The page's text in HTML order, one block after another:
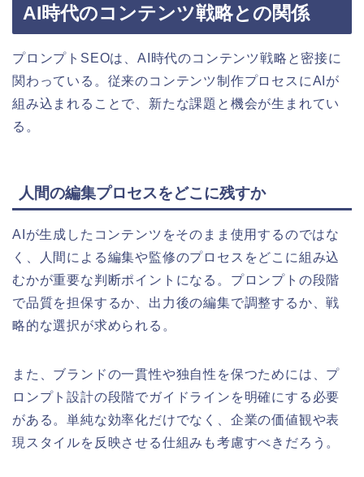
AI時代のコンテンツ戦略との関係
プロンプトSEOは、AI時代のコンテンツ戦略と密接に
関わっている。従来のコンテンツ制作プロセスにAIが
組み込まれることで、新たな課題と機会が生まれてい
る。
人間の編集プロセスをどこに残すか
AIが生成したコンテンツをそのまま使用するのではな
く、人間による編集や監修のプロセスをどこに組み込
むかが重要な判断ポイントになる。プロンプトの段階
で品質を担保するか、出力後の編集で調整するか、戦
略的な選択が求められる。
また、ブランドの一貫性や独自性を保つためには、プ
ロンプト設計の段階でガイドラインを明確にする必要
がある。単純な効率化だけでなく、企業の価値観や表
現スタイルを反映させる仕組みも考慮すべきだろう。